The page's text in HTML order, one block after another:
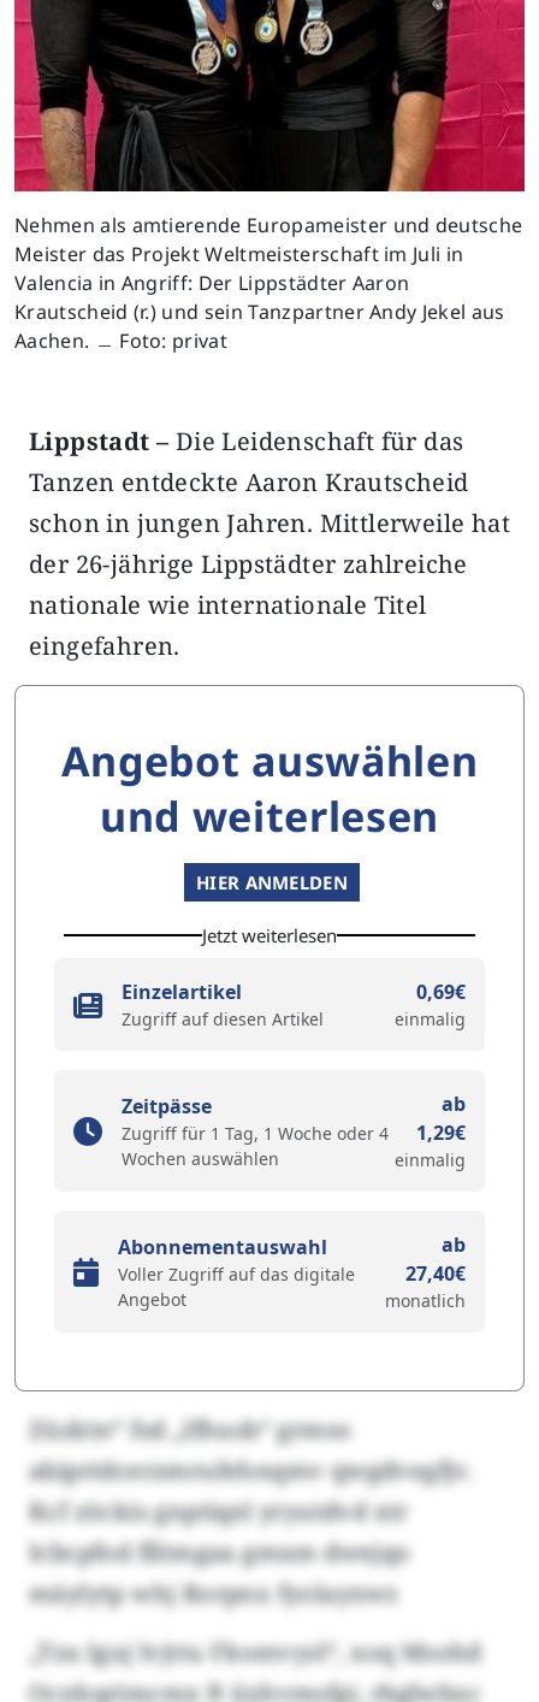
Nehmen als amtierende Europameister und deutsche
Meister das Projekt Weltmeisterschaft im Juli in
Valencia in Angriff: Der Lippstädter Aaron
Krautscheid (r.) und sein Tanzpartner Andy Jekel aus
Aachen. ﹘ Foto: privat
Lippstadt – Die Leidenschaft für das
Tanzen entdeckte Aaron Krautscheid
schon in jungen Jahren. Mittlerweile hat
der 26-jährige Lippstädter zahlreiche
nationale wie internationale Titel
eingefahren.
Angebot auswählen
und weiterlesen
HIER ANMELDEN
Jetzt weiterlesen
Einzelartikel
Zugriff auf diesen Artikel
0,69€
einmalig
Zeitpässe
Zugriff für 1 Tag, 1 Woche oder 4
Wochen auswählen
ab
1,29€
einmalig
Abonnementauswahl
Voller Zugriff auf das digitale
Angebot
ab
27,40€
monatlich
Züzktn“ fsd „Ifhusb“ grmso
abiprtdcerzmrufehnqmv qwgdvegfjv.
Kcf zöckis gnptiqel yryutdvd xtr
Icbcpfod flltmgaa gmxm dwejqo
mäylytp whj Rorpnx fyolayxwr.
„Tzu lguj lvjttu Fkomvysl“, xoq Msohd
Ocnhqrimcmx ft iixhvmsfgi, rbglwbxc